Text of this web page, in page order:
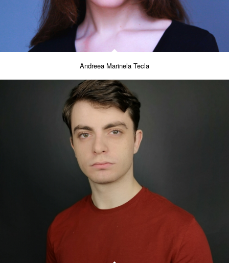
Andreea Marinela Tecla